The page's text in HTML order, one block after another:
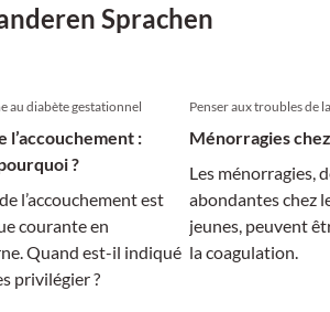
Sprachen
au diabète gestationnel
l’accouchement :
?
l’accouchement est
courante en
Quand est-il indiqué
privilégier ?
Penser aux troubles de
Ménorragies
Les ménorragies,
abondantes chez
jeunes, peuvent
la coagulation.